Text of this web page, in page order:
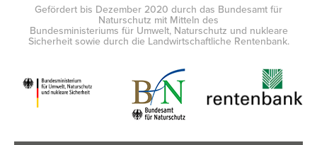
Gefördert bis Dezember 2020 durch das Bundesamt für
Naturschutz mit Mitteln des
Bundesministeriums für Umwelt, Naturschutz und nukleare
Sicherheit sowie durch die Landwirtschaftliche Rentenbank.